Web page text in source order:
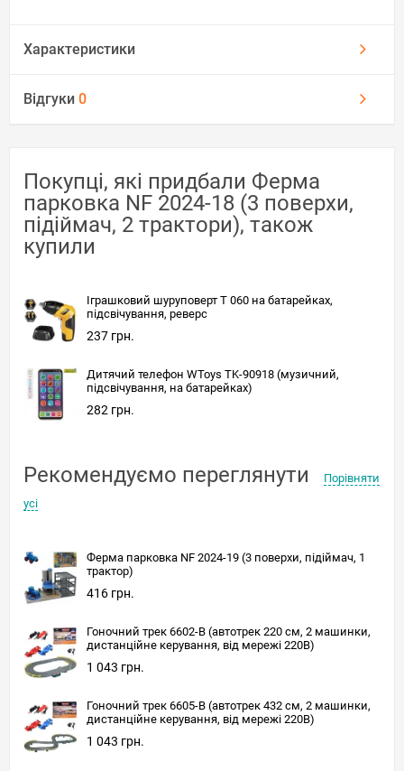
Характеристики
Відгуки 0
Покупці, які придбали Ферма
парковка NF 2024-18 (3 поверхи,
підіймач, 2 трактори), також
купили
Іграшковий шуруповерт T 060 на батарейках,
підсвічування, реверс
237 грн.
Дитячий телефон WToys TK-90918 (музичний,
підсвічування, на батарейках)
282 грн.
Рекомендуємо переглянути
Порівняти
усі
Ферма парковка NF 2024-19 (3 ​​поверхи, підіймач, 1
трактор)
416 грн.
Гоночний трек 6602-B (автотрек 220 см, 2 машинки,
дистанційне керування, від мережі 220В)
1 043 грн.
Гоночний трек 6605-B (автотрек 432 см, 2 машинки,
дистанційне керування, від мережі 220В)
1 043 грн.